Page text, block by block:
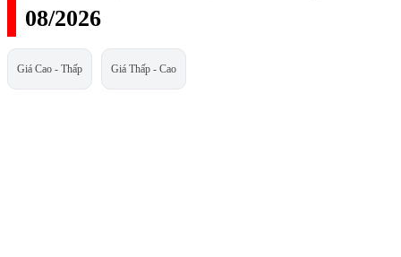
08/2026
Giá Cao - Thấp Giá Thấp - Cao